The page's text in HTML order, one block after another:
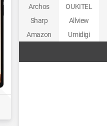
OUKITEL
Archos
Allview
Sharp
Umidigi
Amazon